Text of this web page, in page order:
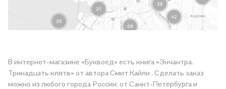
В интернет-магазине «Буквоед» есть книга «Энчантра.
Тринадцать клятв» от автора Смит Кайли . Сделать заказ
можно из любого города России: от Санкт-Петербурга и